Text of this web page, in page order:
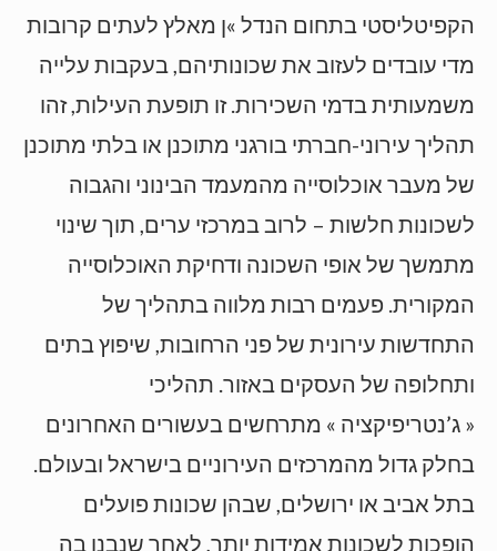
הקפיטליסטי בתחום הנדל »ן מאלץ לעתים קרובות
מדי עובדים לעזוב את שכונותיהם, בעקבות עלייה
משמעותית בדמי השכירות. זו תופעת העילות, זהו
תהליך עירוני-חברתי בורגני מתוכנן או בלתי מתוכנן
של מעבר אוכלוסייה מהמעמד הבינוני והגבוה
לשכונות חלשות – לרוב במרכזי ערים, תוך שינוי
מתמשך של אופי השכונה ודחיקת האוכלוסייה
המקורית. פעמים רבות מלווה בתהליך של
התחדשות עירונית של פני הרחובות, שיפוץ בתים
ותחלופה של העסקים באזור. תהליכי
« ג’נטריפיקציה » מתרחשים בעשורים האחרונים
בחלק גדול מהמרכזים העירוניים בישראל ובעולם.
בתל אביב או ירושלים, שבהן שכונות פועלים
הופכות לשכונות אמידות יותר, לאחר שנבנו בה